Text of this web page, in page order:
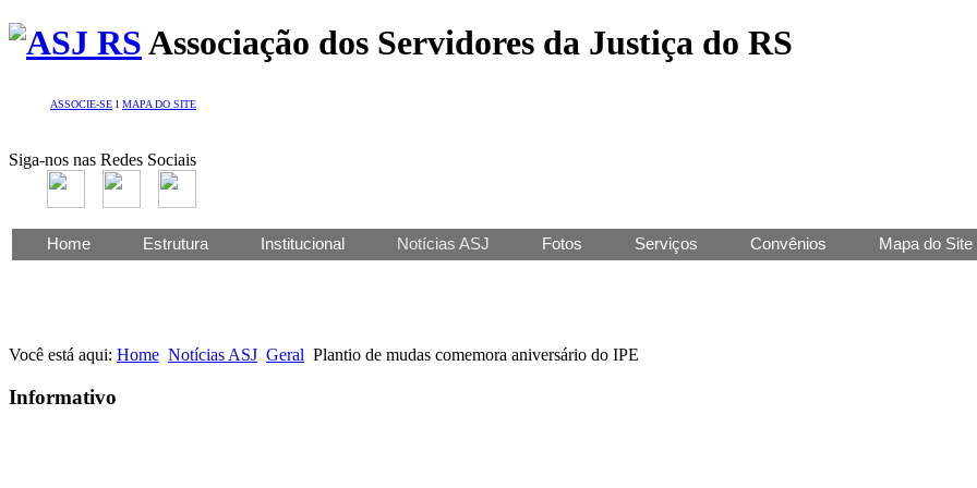
Associação dos Servidores da Justiça do RS
ASSOCIE-SE l MAPA DO SITE
Siga-nos nas Redes Sociais
Home Estrutura Institucional Notícias ASJ Fotos Serviços Convênios Mapa do Site
Você está aqui: Home Notícias ASJ Geral Plantio de mudas comemora aniversário do IPE
Informativo